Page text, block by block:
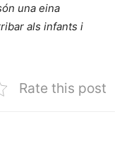
una eina
als infants i
Rate this post